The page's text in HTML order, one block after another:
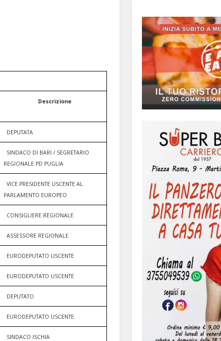
Descrizione
DEPUTATA
SINDACO DI BARI / SEGRETARIO
REGIONALE PD PUGLIA
VICE PRESIDENTE USCENTE AL
PARLAMENTO EUROPEO
CONSIGLIERE REGIONALE
ASSESSORE REGIONALE
EURODEPUTATO USCENTE
EURODEPUTATO USCENTE
DEPUTATO
EURODEPUTATO USCENTE
SINDACO ISCHIA